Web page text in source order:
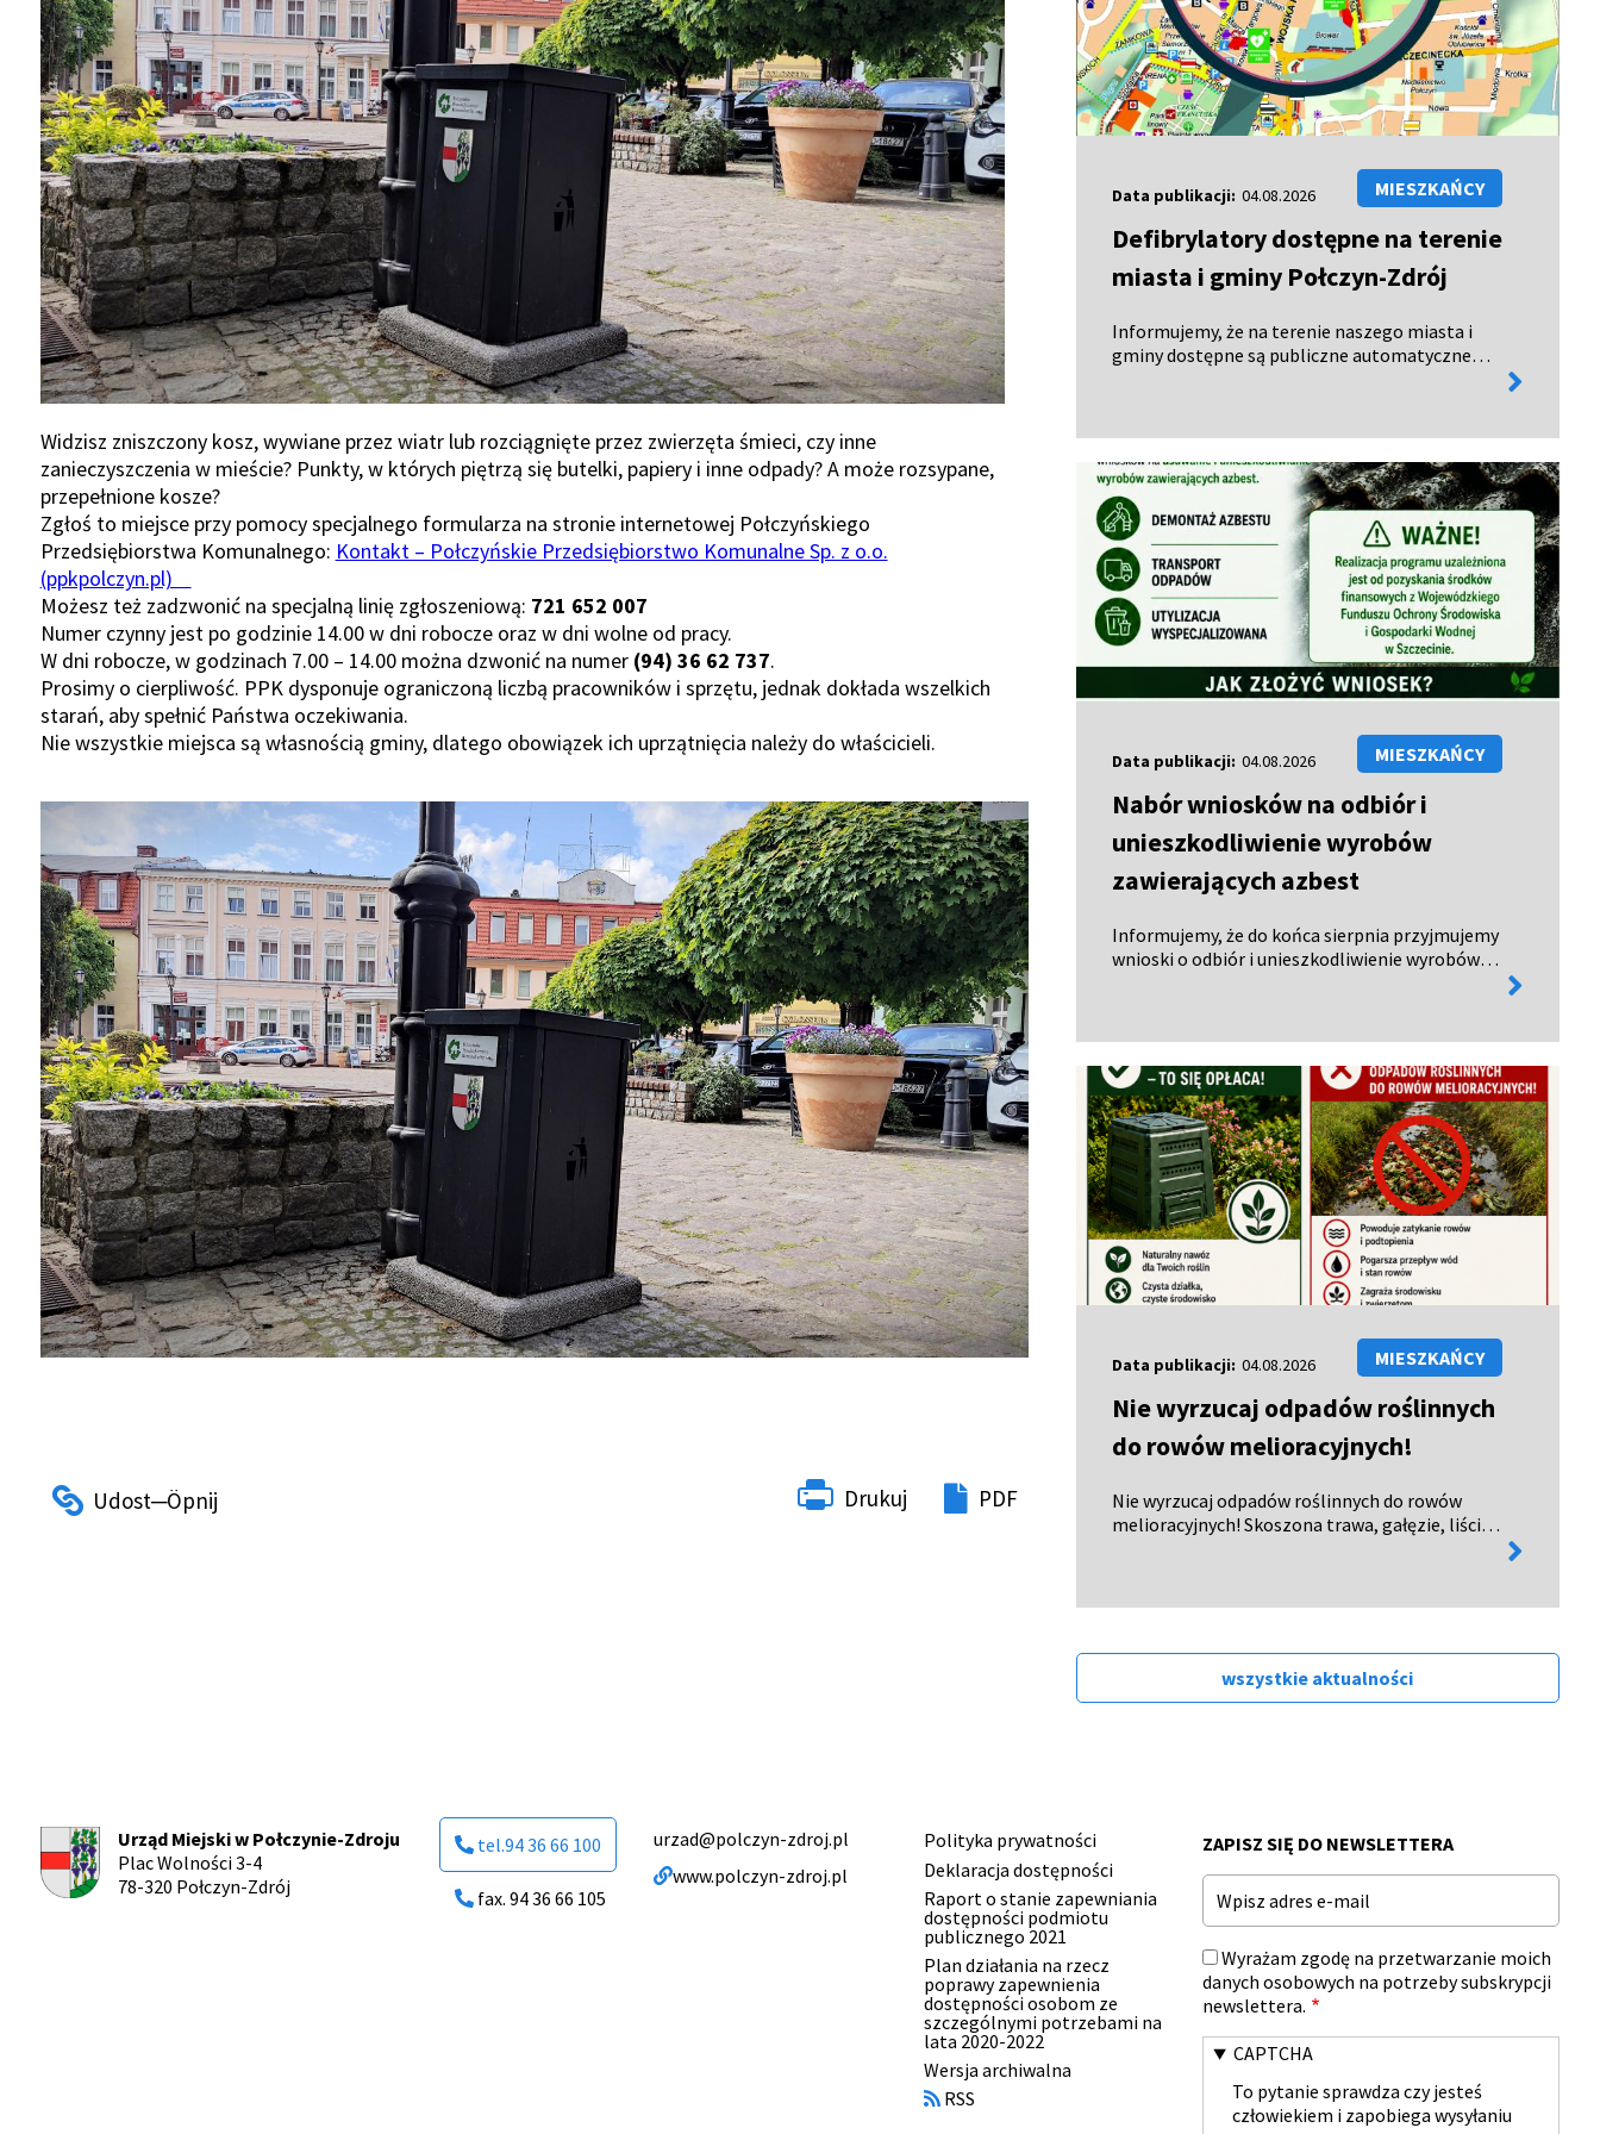
Widzisz zniszczony kosz, wywiane przez wiatr lub rozciągnięte przez zwierzęta śmieci, czy inne
zanieczyszczenia w mieście? Punkty, w których piętrzą się butelki, papiery i inne odpady? A może rozsypane,
przepełnione kosze?
Zgłoś to miejsce przy pomocy specjalnego formularza na stronie internetowej Połczyńskiego
Przedsiębiorstwa Komunalnego: Kontakt – Połczyńskie Przedsiębiorstwo Komunalne Sp. z o.o.
(ppkpolczyn.pl)
Możesz też zadzwonić na specjalną linię zgłoszeniową: 721 652 007
Numer czynny jest po godzinie 14.00 w dni robocze oraz w dni wolne od pracy.
W dni robocze, w godzinach 7.00 – 14.00 można dzwonić na numer (94) 36 62 737.
Prosimy o cierpliwość. PPK dysponuje ograniczoną liczbą pracowników i sprzętu, jednak dokłada wszelkich
starań, aby spełnić Państwa oczekiwania.
Nie wszystkie miejsca są własnością gminy, dlatego obowiązek ich uprzątnięcia należy do właścicieli.
Drukuj PDF
Data publikacji: 04.08.2026 MIESZKAŃCY
Defibrylatory dostępne na terenie
miasta i gminy Połczyn-Zdrój
Informujemy, że na terenie naszego miasta i
gminy dostępne są publiczne automatyczne
więcej
Data publikacji: 04.08.2026 MIESZKAŃCY
Nabór wniosków na odbiór i
unieszkodliwienie wyrobów
zawierających azbest
Informujemy, że do końca sierpnia przyjmujemy
wnioski o odbiór i unieszkodliwienie wyrobów
więcej
Data publikacji: 04.08.2026 MIESZKAŃCY
Nie wyrzucaj odpadów roślinnych
do rowów melioracyjnych!
Nie wyrzucaj odpadów roślinnych do rowów
melioracyjnych! Skoszona trawa, gałęzie, liście,
więcej
wszystkie aktualności
Urząd Miejski w Połczynie-Zdroju
Plac Wolności 3-4
78-320 Połczyn-Zdrój
tel.94 36 66 100
fax. 94 36 66 105
urzad@polczyn-zdroj.pl
www.polczyn-zdroj.pl
Menu
stopki
Polityka prywatności
Deklaracja dostępności
Raport o stanie zapewniania
dostępności podmiotu
publicznego 2021
Plan działania na rzecz
poprawy zapewnienia
dostępności osobom ze
szczególnymi potrzebami na
lata 2020-2022
Otworzy
się
w
Wersja archiwalna
RSS
ZAPISZ SIĘ DO NEWSLETTERA
Email
Wyrażam zgodę na przetwarzanie moich
danych osobowych na potrzeby subskrypcji
newslettera.
CAPTCHA
To pytanie sprawdza czy jesteś
człowiekiem i zapobiega wysyłaniu